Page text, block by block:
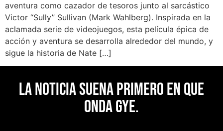
aventura como cazador de tesoros junto al sarcástico
Victor “Sully” Sullivan (Mark Wahlberg). Inspirada en la
aclamada serie de videojuegos, esta película épica de
acción y aventura se desarrolla alrededor del mundo, y
sigue la historia de Nate […]
La noticia suena primero en Que
Onda Gye.